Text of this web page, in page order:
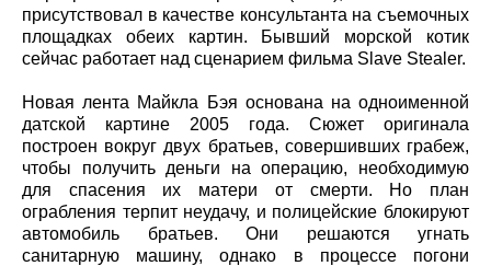
присутствовал в качестве консультанта на съемочных
площадках обеих картин. Бывший морской котик
сейчас работает над сценарием фильма Slave Stealer.
Новая лента Майкла Бэя основана на одноименной
датской картине 2005 года. Сюжет оригинала
построен вокруг двух братьев, совершивших грабеж,
чтобы получить деньги на операцию, необходимую
для спасения их матери от смерти. Но план
ограбления терпит неудачу, и полицейские блокируют
автомобиль братьев. Они решаются угнать
санитарную машину, однако в процессе погони